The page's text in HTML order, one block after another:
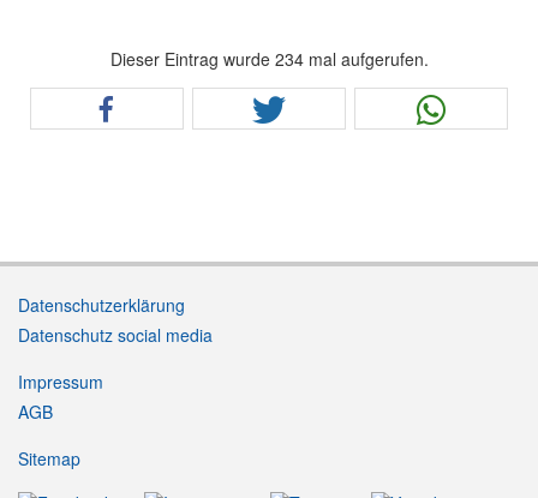
Dieser Eintrag wurde 234 mal aufgerufen.
Datenschutzerklärung
Datenschutz social media
Impressum
AGB
Sitemap